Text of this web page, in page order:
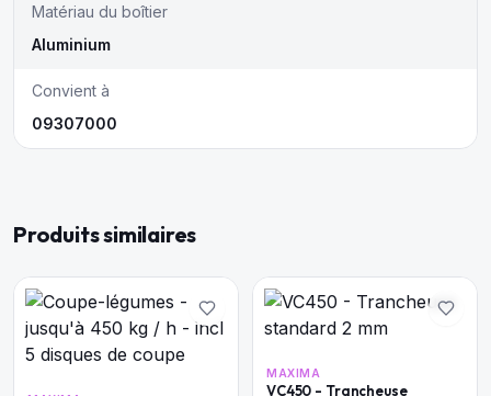
Matériau du boîtier
Aluminium
Convient à
09307000
Produits similaires
MAXIMA
VC450 - Trancheuse